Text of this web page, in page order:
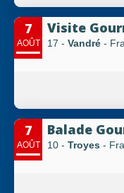
7
AOÛT
Visite
17 - Vandré -
7
AOÛT
Balade
10 - Troyes -